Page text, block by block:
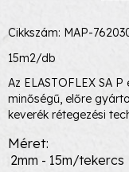
Cikkszám: MAP-
15m2/db
Az ELASTOFLEX SA
minőségű, előre
keverék rétegezési
Méret
2mm - 15m/tekercs